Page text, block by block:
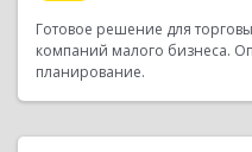
Готовое решение для
компаний малого бизнеса.
планирование.